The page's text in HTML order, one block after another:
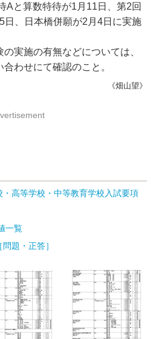
Aと算数特待が1月11日、第2回
日、日本橋併願が2月4日に実施
実施の有無などについては、
わせにて確認のこと。
《畑山望》
高等学校・中等教育学校入試要項
一覧
題・正答］